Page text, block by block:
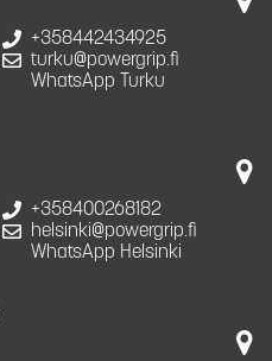
+358442434925
turku@powergrip.fi
WhatsApp Turku
+358400268182
helsinki@powergrip.fi
WhatsApp Helsinki